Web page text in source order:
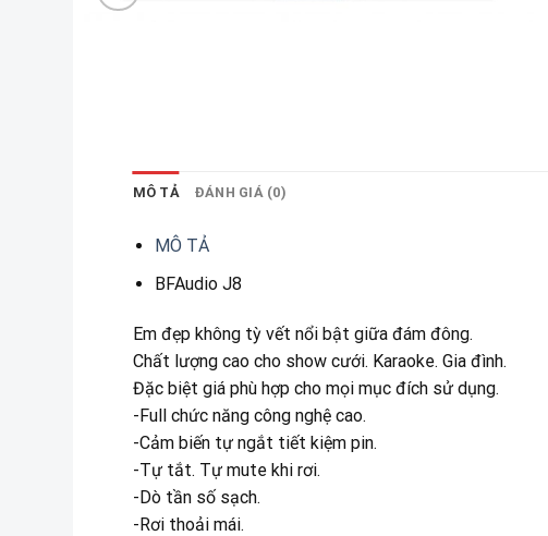
MÔ TẢ ĐÁNH GIÁ (0)
MÔ TẢ
BFAudio J8
Em đẹp không tỳ vết nổi bật giữa đám đông.
Chất lượng cao cho show cưới. Karaoke. Gia đình.
Đặc biệt giá phù hợp cho mọi mục đích sử dụng.
-Full chức năng công nghệ cao.
-Cảm biến tự ngắt tiết kiệm pin.
-Tự tắt. Tự mute khi rơi.
-Dò tần số sạch.
-Rơi thoải mái.